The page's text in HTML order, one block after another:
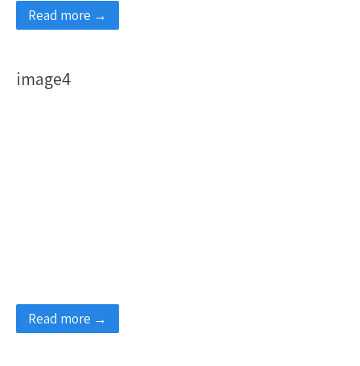
Read more →
image4
Read more →